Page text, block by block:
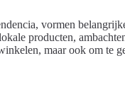
vormen
producten,
maar ook om te